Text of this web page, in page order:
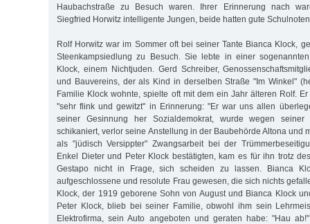
Haubachstraße zu Besuch waren. Ihrer Erinnerung nach
Siegfried Horwitz intelligente Jungen, beide hatten gute
Rolf Horwitz war im Sommer oft bei seiner Tante Bianca Klock,
Steenkampsiedlung zu Besuch. Sie lebte in einer
Klock, einem Nichtjuden. Gerd Schreiber,
und Bauvereins, der als Kind in derselben Straße "Im Winkel"
Familie Klock wohnte, spielte oft mit dem ein Jahr älteren Rolf.
"sehr flink und gewitzt" in Erinnerung: "Er war uns allen
seiner Gesinnung her Sozialdemokrat, wurde wegen
schikaniert, verlor seine Anstellung in der Baubehörde Altona und
als "jüdisch Versippter" Zwangsarbeit bei der
Enkel Dieter und Peter Klock bestätigten, kam es für ihn trotz
Gestapo nicht in Frage, sich scheiden zu lassen. Bianca
aufgeschlossene und resolute Frau gewesen, die sich nichts
Klock, der 1919 geborene Sohn von August und Bianca Klock
Peter Klock, blieb bei seiner Familie, obwohl ihm sein
Elektrofirma, sein Auto angeboten und geraten habe: "Hau